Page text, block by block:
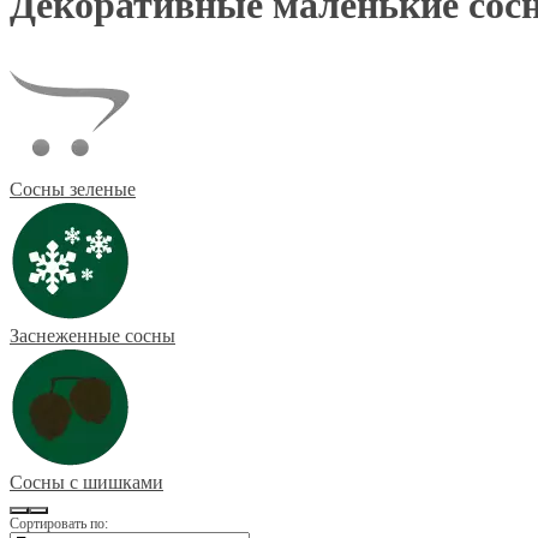
Сосны зеленые
Заснеженные сосны
Сосны с шишками
Сортировать по: